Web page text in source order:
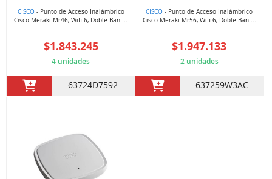
CISCO- Punto de Acceso Inalámbrico
Cisco Meraki Mr46, Wifi 6, Doble Ban ...
$1.843.245
4 unidades
63724D7592
CISCO - Punto de Acceso Inalámbrico
Cisco Meraki Mr56, Wifi 6, Doble Ban ...
$1.947.133
2 unidades
637259W3AC